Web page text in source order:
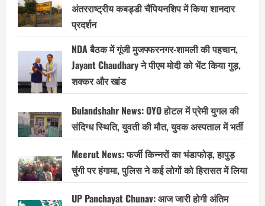
अंतरराष्ट्रीय कबड्डी चैंपियनशिप में किया शानदार
प्रदर्शन
NDA बैठक में गूंजी मुजफ्फरनगर-शामली की पहचान,
Jayant Chaudhary ने पीएम मोदी को भेंट किया गुड़,
शक्कर और खांड
Bulandshahr News: OYO होटल में प्रेमी युगल की
संदिग्ध स्थिति, युवती की मौत, युवक अस्पताल में भर्ती
Meerut News: फर्जी किन्नरों का भंडाफोड़, हापुड़
चुंगी पर हंगामा, पुलिस ने कई लोगों को हिरासत में लिया
UP Panchayat Chunav: आज जारी होगी अंतिम